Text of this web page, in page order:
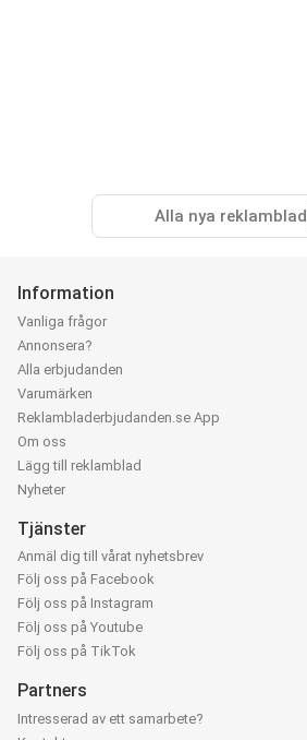
Alla nya reklamblad
Information
Vanliga frågor
Annonsera?
Alla erbjudanden
Varumärken
Reklambladerbjudanden.se App
Om oss
Lägg till reklamblad
Nyheter
Tjänster
Anmäl dig till vårat nyhetsbrev
Följ oss på Facebook
Följ oss på Instagram
Följ oss på Youtube
Följ oss på TikTok
Partners
Intresserad av ett samarbete?